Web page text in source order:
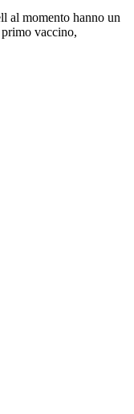
al momento hanno un
vaccino,